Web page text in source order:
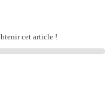
cet article !